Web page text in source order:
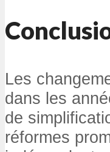
Les
dans les
de
réformes